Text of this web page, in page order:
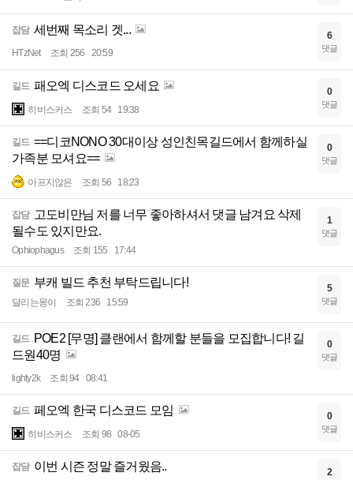
잡담 세번째 목소리 겟...
HTzNet 조회 256 20:59
6
댓글
길드 패오엑 디스코드 오세요
히비스커스 조회 54 19:38
0
댓글
길드 ==디코NONO 30대이상 성인친목길드에서 함께하실
가족분 모셔요==
아프지않은 조회 56 18:23
0
댓글
잡담 고도비만님 저를 너무 좋아하셔서 댓글 남겨요 삭제
될수도 있지만요.
Ophiophagus 조회 155 17:44
1
댓글
질문 부캐 빌드 추천 부탁드립니다!
달리는몽이 조회 236 15:59
5
댓글
길드 POE2 [무명] 클랜에서 함께할 분들을 모집합니다! 길
드원40명
lighty2k 조회 94 08:41
0
댓글
길드 페오엑 한국 디스코드 모임
히비스커스 조회 98 08-05
0
댓글
잡담 이번 시즌 정말 즐거웠음.. 2